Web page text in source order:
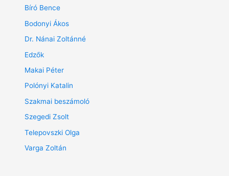
Bíró Bence
Bodonyi Ákos
Dr. Nánai Zoltánné
Edzők
Makai Péter
Polónyi Katalin
Szakmai beszámoló
Szegedi Zsolt
Telepovszki Olga
Varga Zoltán